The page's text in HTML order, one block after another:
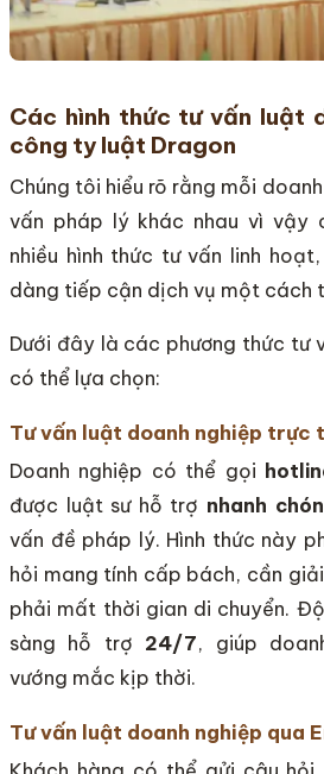
Các hình thức tư vấn luật
công ty luật Dragon
Chúng tôi hiểu rõ rằng mỗi
vấn pháp lý khác nhau vì vậy
nhiều hình thức tư vấn linh
dàng tiếp cận dịch vụ một cách
Dưới đây là các phương thức tư
có thể lựa chọn:
Tư vấn luật doanh nghiệp trực
Doanh nghiệp có thể gọi
được luật sư hỗ trợ nhanh
vấn đề pháp lý. Hình thức này
hỏi mang tính cấp bách, cần
phải mất thời gian di chuyển.
sàng hỗ trợ 24/7, giúp
vướng mắc kịp thời.
Tư vấn luật doanh nghiệp qua